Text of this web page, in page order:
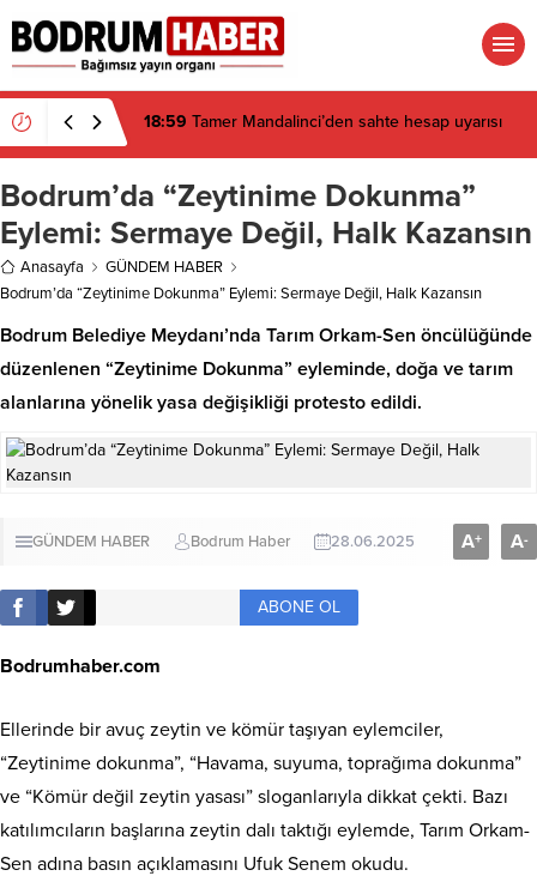
18:59 Tamer Mandalinci’den sahte hesap uyarısı
Bodrum’da “Zeytinime Dokunma”
Eylemi: Sermaye Değil, Halk Kazansın
Anasayfa
GÜNDEM HABER
Bodrum’da “Zeytinime Dokunma” Eylemi: Sermaye Değil, Halk Kazansın
Bodrum Belediye Meydanı’nda Tarım Orkam-Sen öncülüğünde
düzenlenen “Zeytinime Dokunma” eyleminde, doğa ve tarım
alanlarına yönelik yasa değişikliği protesto edildi.
GÜNDEM HABER Bodrum Haber 28.06.2025 A+ A-
ABONE OL
Bodrumhaber.com
Ellerinde bir avuç zeytin ve kömür taşıyan eylemciler,
“Zeytinime dokunma”, “Havama, suyuma, toprağıma dokunma”
ve “Kömür değil zeytin yasası” sloganlarıyla dikkat çekti. Bazı
katılımcıların başlarına zeytin dalı taktığı eylemde, Tarım Orkam-
Sen adına basın açıklamasını Ufuk Senem okudu.